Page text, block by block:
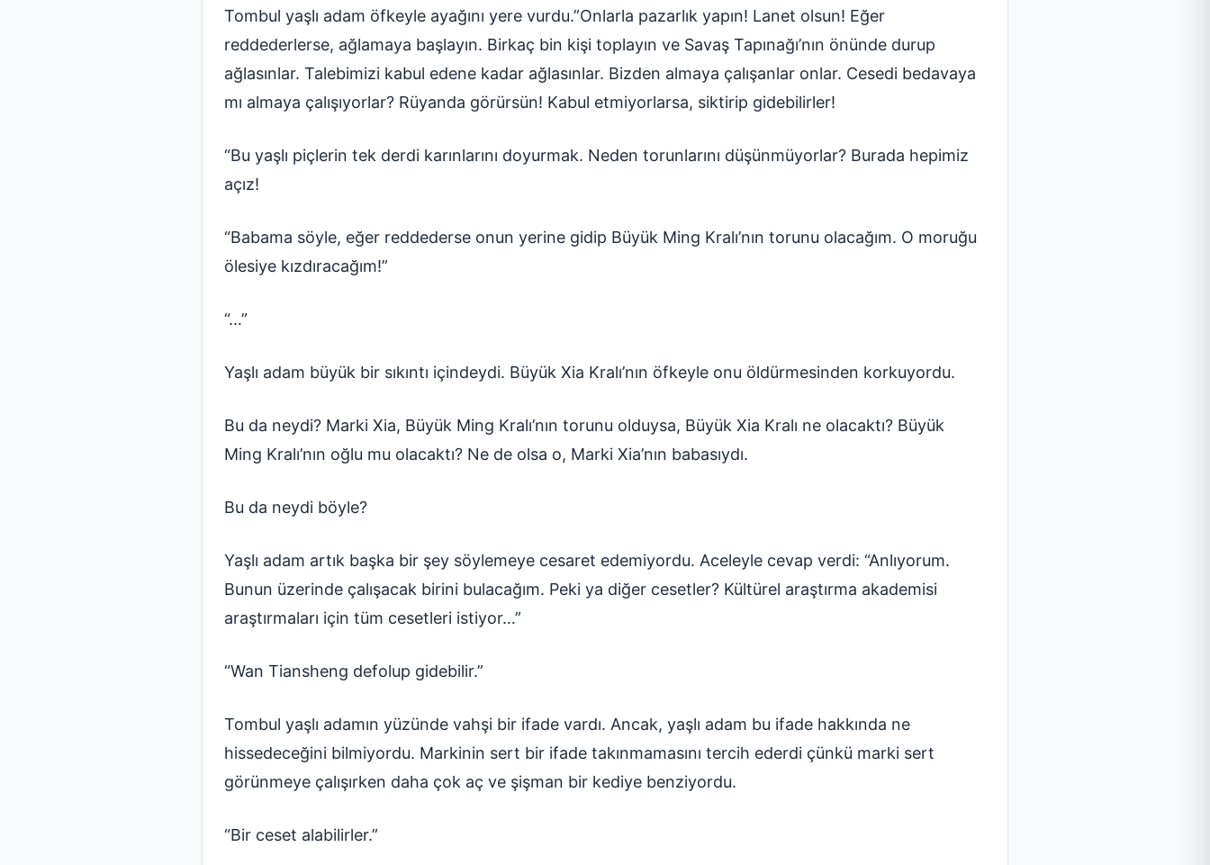
Tombul yaşlı adam öfkeyle ayağını yere vurdu.”Onlarla pazarlık yapın! Lanet olsun! Eğer
reddederlerse, ağlamaya başlayın. Birkaç bin kişi toplayın ve Savaş Tapınağı’nın önünde durup
ağlasınlar. Talebimizi kabul edene kadar ağlasınlar. Bizden almaya çalışanlar onlar. Cesedi bedavaya
mı almaya çalışıyorlar? Rüyanda görürsün! Kabul etmiyorlarsa, siktirip gidebilirler!
“Bu yaşlı piçlerin tek derdi karınlarını doyurmak. Neden torunlarını düşünmüyorlar? Burada hepimiz
açız!
“Babama söyle, eğer reddederse onun yerine gidip Büyük Ming Kralı’nın torunu olacağım. O moruğu
ölesiye kızdıracağım!”
“…”
Yaşlı adam büyük bir sıkıntı içindeydi. Büyük Xia Kralı’nın öfkeyle onu öldürmesinden korkuyordu.
Bu da neydi? Marki Xia, Büyük Ming Kralı’nın torunu olduysa, Büyük Xia Kralı ne olacaktı? Büyük
Ming Kralı’nın oğlu mu olacaktı? Ne de olsa o, Marki Xia’nın babasıydı.
Bu da neydi böyle?
Yaşlı adam artık başka bir şey söylemeye cesaret edemiyordu. Aceleyle cevap verdi: “Anlıyorum.
Bunun üzerinde çalışacak birini bulacağım. Peki ya diğer cesetler? Kültürel araştırma akademisi
araştırmaları için tüm cesetleri istiyor…”
“Wan Tiansheng defolup gidebilir.”
Tombul yaşlı adamın yüzünde vahşi bir ifade vardı. Ancak, yaşlı adam bu ifade hakkında ne
hissedeceğini bilmiyordu. Markinin sert bir ifade takınmamasını tercih ederdi çünkü marki sert
görünmeye çalışırken daha çok aç ve şişman bir kediye benziyordu.
“Bir ceset alabilirler.”